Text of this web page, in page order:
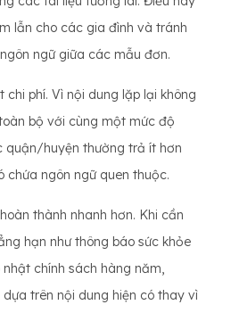
lẫn cho các gia đình và tránh
ngữ giữa các mẫu đơn.
chi phí. Vì nội dung lặp lại không
bộ với cùng một mức độ
quận/huyện thường trả ít hơn
chứa ngôn ngữ quen thuộc.
thành nhanh hơn. Khi cần
hạn như thông báo sức khỏe
chính sách hàng năm,
trên nội dung hiện có thay vì